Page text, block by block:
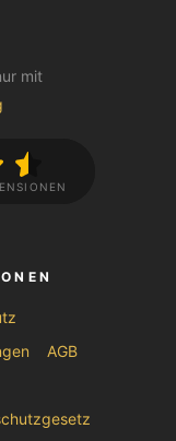
mit
AGB